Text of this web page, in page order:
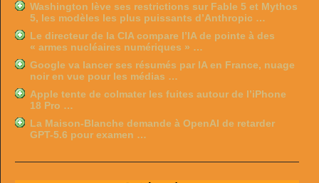
Washington lève ses restrictions sur Fable 5 et Mythos
5, les modèles les plus puissants d’Anthropic …
Le directeur de la CIA compare l’IA de pointe à des
« armes nucléaires numériques » …
Google va lancer ses résumés par IA en France, nuage
noir en vue pour les médias …
Apple tente de colmater les fuites autour de l’iPhone
18 Pro …
La Maison-Blanche demande à OpenAI de retarder
GPT-5.6 pour examen …